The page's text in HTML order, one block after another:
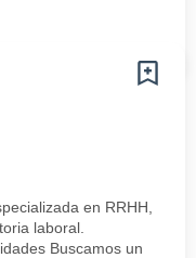
en RRHH,
laboral.
Buscamos un